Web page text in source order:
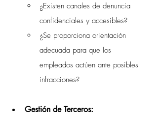
¿Existen canales de denuncia
confidenciales y accesibles?
¿Se proporciona orientación
adecuada para que los
empleados actúen ante posibles
infracciones?
Gestión de Terceros: